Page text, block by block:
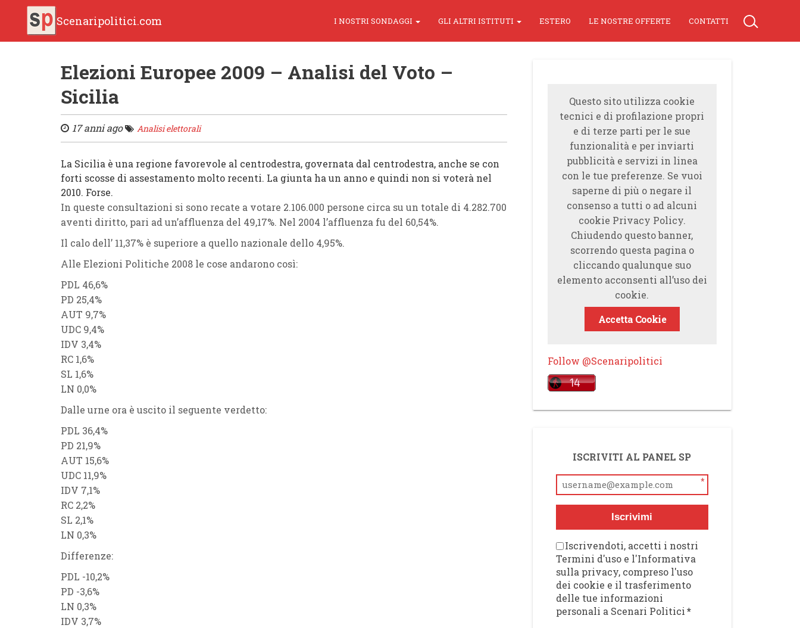
Scenaripolitici.com I NOSTRI SONDAGGI GLI ALTRI ISTITUTI ESTERO LE NOSTRE OFFERTE CONTATTI
Elezioni Europee 2009 – Analisi del Voto –
Sicilia
17 anni ago Analisi elettorali
La Sicilia è una regione favorevole al centrodestra, governata dal centrodestra, anche se con
forti scosse di assestamento molto recenti. La giunta ha un anno e quindi non si voterà nel
2010. Forse.
In queste consultazioni si sono recate a votare 2.106.000 persone circa su un totale di 4.282.700
aventi diritto, pari ad un’affluenza del 49,17%. Nel 2004 l’affluenza fu del 60,54%.
Il calo dell’ 11,37% è superiore a quello nazionale dello 4,95%.
Alle Elezioni Politiche 2008 le cose andarono così:
PDL 46,6%
PD 25,4%
AUT 9,7%
UDC 9,4%
IDV 3,4%
RC 1,6%
SL 1,6%
LN 0,0%
Dalle urne ora è uscito il seguente verdetto:
PDL 36,4%
PD 21,9%
AUT 15,6%
UDC 11,9%
IDV 7,1%
RC 2,2%
SL 2,1%
LN 0,3%
Differenze:
PDL -10,2%
PD -3,6%
LN 0,3%
IDV 3,7%
Questo sito utilizza cookie
tecnici e di profilazione propri
e di terze parti per le sue
funzionalità e per inviarti
pubblicità e servizi in linea
con le tue preferenze. Se vuoi
saperne di più o negare il
consenso a tutti o ad alcuni
cookie Privacy Policy.
Chiudendo questo banner,
scorrendo questa pagina o
cliccando qualunque suo
elemento acconsenti all’uso dei
cookie.
Accetta Cookie
Follow @Scenaripolitici
ISCRIVITI AL PANEL SP
*
Iscrivimi
Iscrivendoti, accetti i nostri
Termini d'uso e l'Informativa
sulla privacy, compreso l'uso
dei cookie e il trasferimento
delle tue informazioni
personali a Scenari Politici*